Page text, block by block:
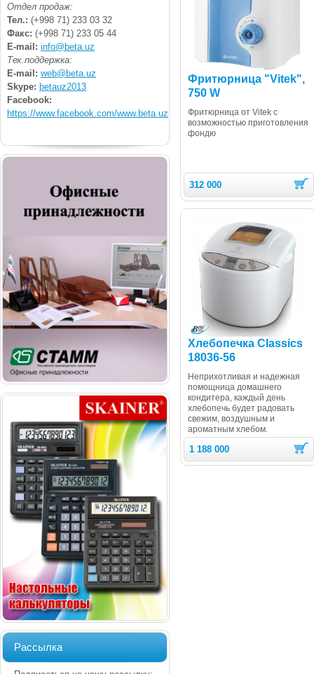
Отдел продаж:
Тел.: (+998 71) 233 03 32
Факс: (+998 71) 233 05 44
E-mail: info@beta.uz
Тех.поддержка:
E-mail: web@beta.uz
Skype: betauz2013
Facebook:
https://www.facebook.com/www.beta.uz
Рассылка
Фритюрница "Vitek",
750 W
Фритюрница от Vitek с
возможностью приготовления
фондю
312 000
Хлебопечка Classics
18036-56
Неприхотливая и надежная
помощница домашнего
кондитера, каждый день
хлебопечь будет радовать
свежим, воздушным и
ароматным хлебом.
1 188 000